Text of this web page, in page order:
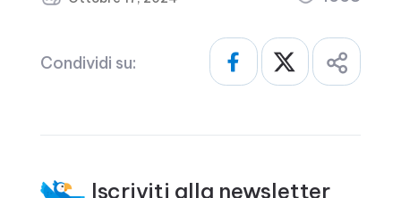
Condividi su:
Iscriviti alla newsletter